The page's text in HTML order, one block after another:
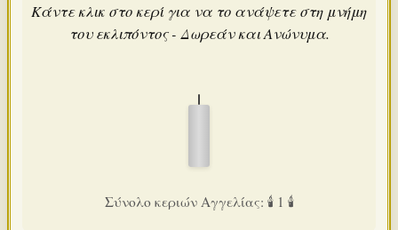
Κάντε κλικ στο κερί για να το ανάψετε στη μνήμη
του εκλιπόντος - Δωρεάν και Ανώνυμα.
Σύνολο κεριών Αγγελίας: 🕯️ 1 🕯️